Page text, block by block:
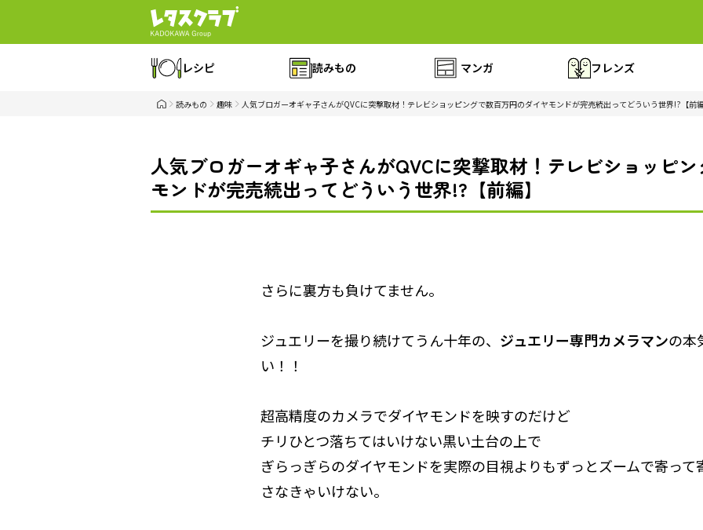
レシピ 読みもの マンガ フレンズ
読みもの 趣味 人気ブロガーオギャ子さんがQVCに突撃取材！テレビショッピングで数百万円のダイヤモンドが完売続出ってどういう世界!?【前
人気ブロガーオギャ子さんがQVCに突撃取材！テレビショッピ
モンドが完売続出ってどういう世界!?【前編】
さらに裏方も負けてません。
ジュエリーを撮り続けてうん十年の、 ジュエリー専門カメラマンの本
い！！
超高精度のカメラでダイヤモンドを映すのだけど
チリひとつ落ちてはいけない黒い土台の上で
ぎらっぎらのダイヤモンドを実際の目視よりもずっとズームで寄って
さなきゃいけない。